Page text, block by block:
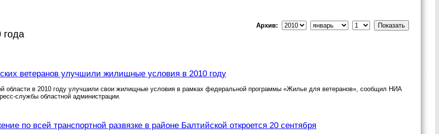
Архив:
ветеранов улучшили жилищные условия в 2010 году
области в 2010 году улучшили свои жилищные условия в рамках федеральной программы «Жилье для ветеранов», сообщил НИА
службы областной администрации.
по всей транспортной развязке в районе Балтийской откроется 20 сентября